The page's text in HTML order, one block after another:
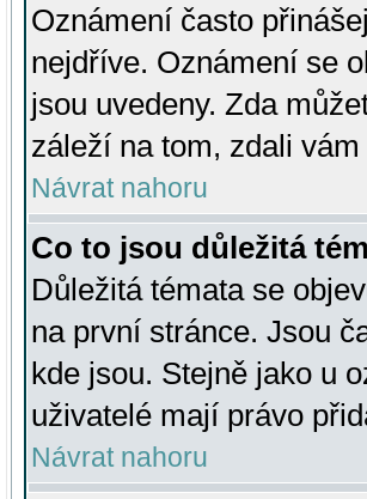
Oznámení často
nejdříve. Oznámení se
jsou uvedeny. Zda
záleží na tom, zdali
Návrat nahoru
Co to jsou důležitá
Důležitá témata se
na první stránce. Jsou
kde jsou. Stejně jako u
uživatelé mají právo
Návrat nahoru